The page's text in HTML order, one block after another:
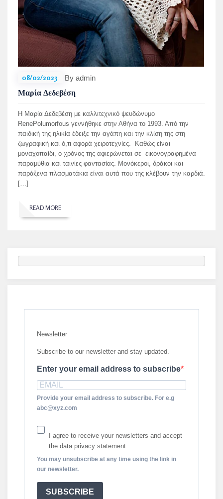
08/02/2023 By admin
Μαρία Δεδεβέση
Η Μαρία Δεδεβέση με καλλιτεχνικό ψευδώνυμο
RenePolumorfous γεννήθηκε στην Αθήνα το 1993. Από την
παιδική της ηλικία έδειξε την αγάπη και την κλίση της στη
ζωγραφική και ό,τι αφορά χειροτεχνίες. Καθώς είναι
μοναχοπαίδι, ο χρόνος της αφιερώνεται σε εικονογραφημένα
παραμύθια και ταινίες φαντασίας. Μονόκεροι, δράκοι και
παράξενα πλασματάκια είναι αυτά που της κλέβουν την καρδιά.
[…]
READ MORE
Newsletter
Subscribe to our newsletter and stay updated.
Enter your email address to subscribe
Provide your email address to subscribe. For e.g
abc@xyz.com
I agree to receive your newsletters and accept
the data privacy statement.
You may unsubscribe at any time using the link in
our newsletter.
SUBSCRIBE